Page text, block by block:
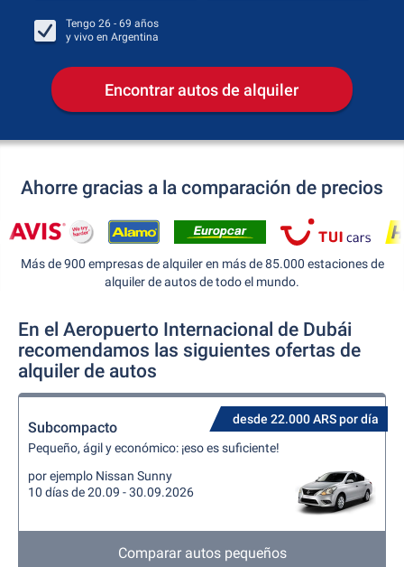
Tengo 26 - 69 años
y vivo en Argentina
Encontrar autos de alquiler
Ahorre gracias a la comparación de precios
Más de 900 empresas de alquiler en más de 85.000 estaciones de
alquiler de autos de todo el mundo.
En el Aeropuerto Internacional de Dubái
recomendamos las siguientes ofertas de
alquiler de autos
desde 22.000 ARS por día
Subcompacto
Pequeño, ágil y económico: ¡eso es suficiente!
por ejemplo Nissan Sunny
10 días de 20.09 - 30.09.2026
Comparar autos pequeños